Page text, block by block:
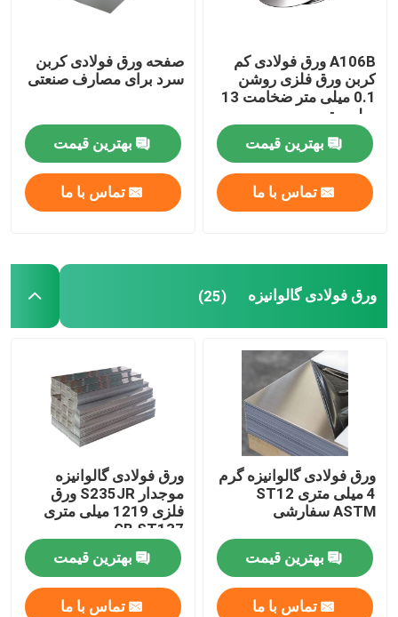
لوله های کربن فولادی
میله فولاد کربنی
نوار کویل فولاد کربنی
لوله فولادی ضد زنگ
میله تخت فولاد ضد زنگ
نوار کویل فولادی ضد زنگ
لوله گالوانیزه
نوار فولادی گالوانیزه
میله برنج و مس
A106B ورق فولادی کم
کربن ورق فلزی روشن
0.1 میلی متر ضخامت 13
میلی متر
بهترین قیمت
تماس با ما
صفحه ورق فولادی کربن
سرد برای مصارف صنعتی
بهترین قیمت
تماس با ما
ورق فولادی گالوانیزه (25)
ورق فولادی گالوانیزه گرم
4 میلی متری ST12
ASTM سفارشی
بهترین قیمت
تماس با ما
ورق فولادی گالوانیزه
موجدار S235JR ورق
فلزی 1219 میلی متری
GB ST137
بهترین قیمت
تماس با ما